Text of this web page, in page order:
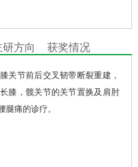
研方向 获奖情况
关节前后交叉韧带断裂重建，
膝，髋关节的关节置换及肩肘
腿痛的诊疗。